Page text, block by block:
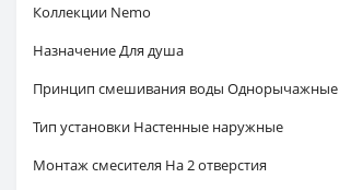
Коллекции Nemo
Назначение Для душа
Принцип смешивания воды Однорычажные
Тип установки Настенные наружные
Монтаж смесителя На 2 отверстия